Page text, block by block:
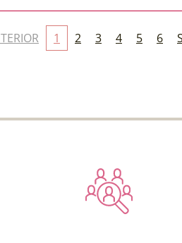
1 2 3 4 5 6